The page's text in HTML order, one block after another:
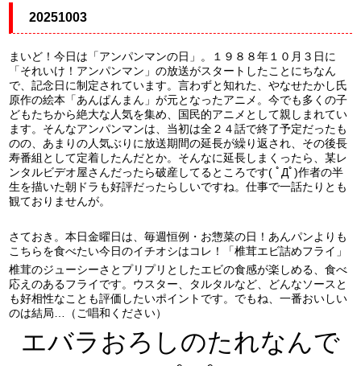
20251003
まいど！今日は「アンパンマンの日」。１９８８年１０月３日に
「それいけ！アンパンマン」の放送がスタートしたことにちなん
で、記念日に制定されています。言わずと知れた、やなせたかし氏
原作の絵本「あんぱんまん」が元となったアニメ。今でも多くの子
どもたちから絶大な人気を集め、国民的アニメとして親しまれてい
ます。そんなアンパンマンは、当初は全２４話で終了予定だったも
のの、あまりの人気ぶりに放送期間の延長が繰り返され、その後長
寿番組として定着したんだとか。そんなに延長しまくったら、某レ
ンタルビデオ屋さんだったら破産してるところです( ﾟДﾟ)作者の半
生を描いた朝ドラも好評だったらしいですね。仕事で一話たりとも
観ておりませんが。
さておき。本日金曜日は、毎週恒例・お惣菜の日！あんパンよりも
こちらを食べたい今日のイチオシはコレ！「椎茸エビ詰めフライ」
椎茸のジューシーさとプリプリとしたエビの食感が楽しめる、食べ
応えのあるフライです。ウスター、タルタルなど、どんなソースと
も好相性なことも評価したいポイントです。でもね、一番おいしい
のは結局…（ご唱和ください）
エバラおろしのたれなんで